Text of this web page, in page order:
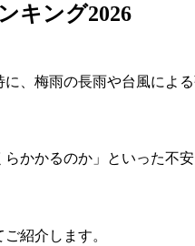
キング2026
、梅雨の長雨や台風によ
かかるのか」といった不
紹介します。